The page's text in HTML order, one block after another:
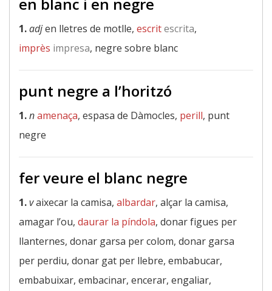
1.adjen lletres de motlle, escritescrita,
imprès impresa, negre sobre blanc
punt negre a l’horitzó
1.namenaça, espasa de Dàmocles, perill, punt
negre
fer veure el blanc negre
1.vaixecar la camisa, albardar, alçar la camisa,
amagar l’ou, daurar la píndola, donar figues per
llanternes, donar garsa per colom, donar garsa
per perdiu, donar gat per llebre, embabucar,
embabuixar, embacinar, encerar, engaliar,